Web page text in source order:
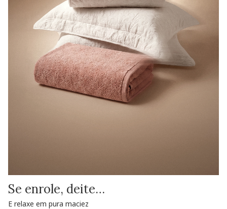
Se enrole, deite…
E relaxe em pura maciez